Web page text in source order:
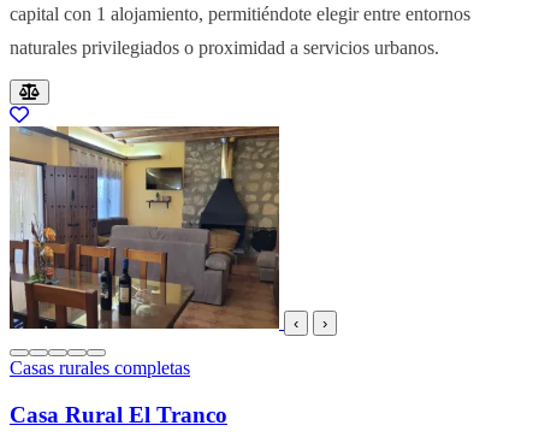
capital con 1 alojamiento, permitiéndote elegir entre entornos
naturales privilegiados o proximidad a servicios urbanos.
Resultados del listado
‹ ›
Casas rurales completas
Casa Rural El Tranco